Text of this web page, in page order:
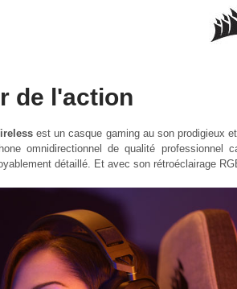
de l'action
est un casque gaming au son prodigieux
omnidirectionnel de qualité
détaillé. Et avec son rétroéclairage